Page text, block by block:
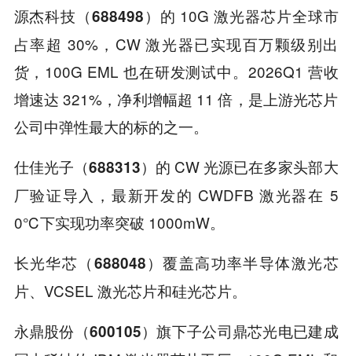
源杰科技（688498） 的 10G 激光器芯片全球市
占率超 30%，CW 激光器已实现百万颗级别出
货，100G EML 也在研发测试中。2026Q1 营收
增速达 321%，净利增幅超 11 倍，是上游光芯片
公司中弹性最大的标的之一。
仕佳光子（688313） 的 CW 光源已在多家头部大
厂验证导入，最新开发的 CWDFB 激光器在 5
0℃下实现功率突破 1000mW。
长光华芯（688048）覆盖高功率半导体激光芯
片、VCSEL 激光芯片和硅光芯片。
永鼎股份（600105）旗下子公司鼎芯光电已建成